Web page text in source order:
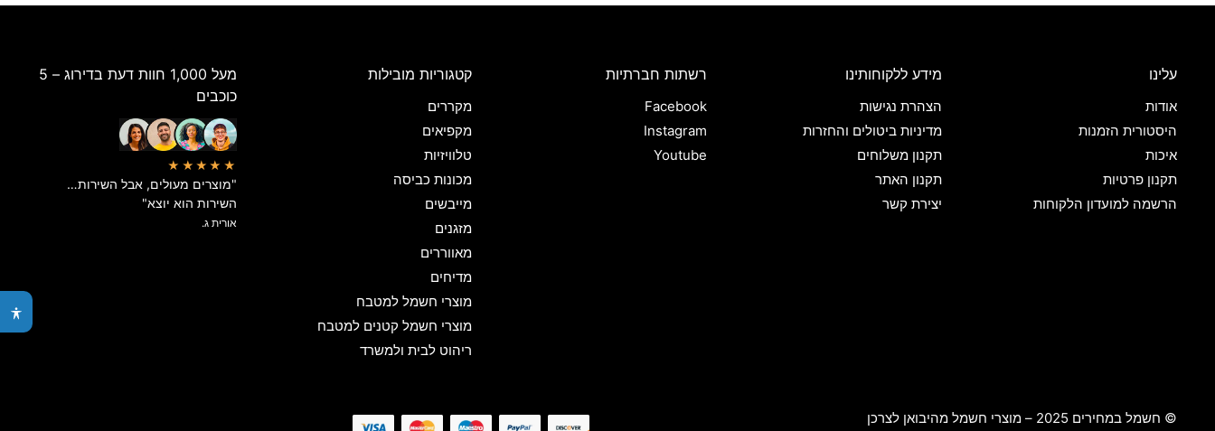
עלינו
אודות
היסטורית הזמנות
איכות
תקנון פרטיות
הרשמה למועדון הלקוחות
מידע ללקוחותינו
הצהרת נגישות
מדיניות ביטולים והחזרות
תקנון משלוחים
תקנון האתר
יצירת קשר
רשתות חברתיות
Facebook
Instagram
Youtube
קטגוריות מובילות
מקררים
מקפיאים
טלוויזיות
מכונות כביסה
מייבשים
מזגנים
מאווררים
מדיחים
מוצרי חשמל למטבח
מוצרי חשמל קטנים למטבח
ריהוט לבית ולמשרד
מעל 1,000 חוות דעת בדירוג – 5
כוכבים
★★★★★
"מוצרים מעולים, אבל השירות…
השירות הוא יוצא"
אורית ג.
© חשמל במחירים 2025 – מוצרי חשמל מהיבואן לצרכן